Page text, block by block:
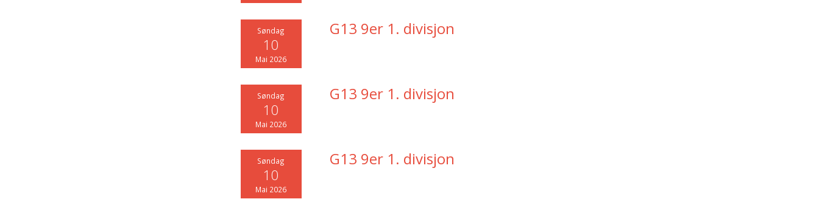
Søndag
10
Mai 2026
G13 9er 1. divisjon
Søndag
10
Mai 2026
G13 9er 1. divisjon
Søndag
10
Mai 2026
G13 9er 1. divisjon